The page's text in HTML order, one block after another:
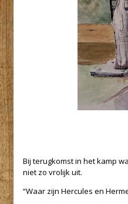
Bij terugkomst in het kamp
niet zo vrolijk uit.
“Waar zijn Hercules en